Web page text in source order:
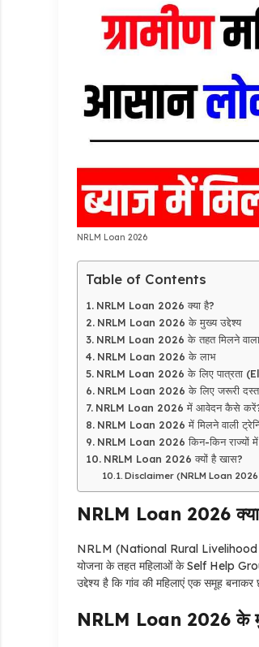
NRLM Loan 2026
Table of Contents
NRLM Loan 2026 क्या है?
NRLM Loan 2026 के मुख्य उद्देश्य
NRLM Loan 2026 के तहत मिलने
NRLM Loan 2026 के लाभ
NRLM Loan 2026 के लिए पात्रता
NRLM Loan 2026 के लिए जरूरी
NRLM Loan 2026 में आवेदन कैसे
NRLM Loan 2026 में मिलने वाली
NRLM Loan 2026 किन-किन राज्यों में
NRLM Loan 2026 क्यों है खास?
Disclaimer (NRLM Loan
NRLM Loan 2026
NRLM (National Rural Livelihood
योजना के तहत महिलाओं के Self Help
उद्देश्य है कि गांव की महिलाएं एक समूह
NRLM Loan 2026 के